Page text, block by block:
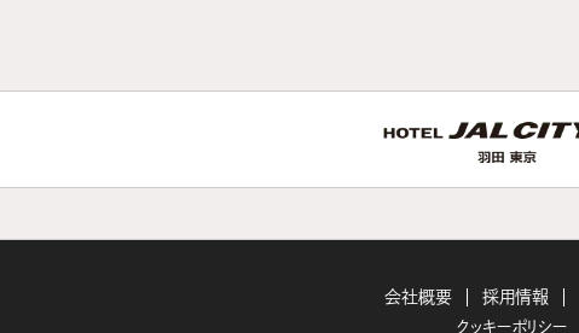
会社概要 採用情報
クッキーポリシー